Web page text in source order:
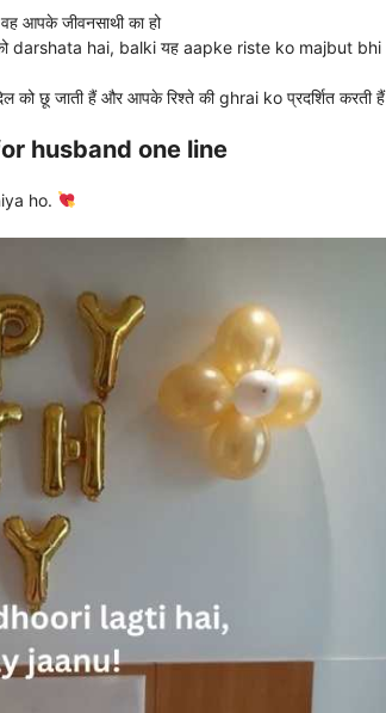
आपके जीवनसाथी का हो
darshata hai, balki यह aapke riste ko majbut bhi
को छू जाती हैं और आपके रिश्ते की ghrai ko प्रदर्शित करती हैं
husband one line
ho.